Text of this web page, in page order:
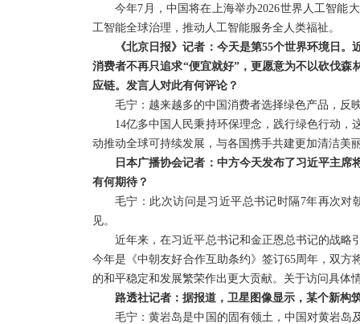
今年7月，中国将在上海举办2026世界人工智能
工智能全球治理，推动人工智能服务全人类福祉。
《北京日报》记者：今天是第55个世界环境日
消费者不再只追求“便宜就好”，更愿意为不以砍伐
应链。发言人对此有何评论？
毛宁：越来越多的中国消费者选择绿色产品，反
14亿多中国人民秉持环保理念，践行绿色行动
动推动全球可持续发展，与各国携手共建更加清洁美
日本广播协会记者：中方今天发布了习近平主
有何期待？
毛宁：此次访问是习近平总书记时隔7年再次
见。
近年来，在习近平总书记和金正恩总书记的战略
今年是《中朝友好合作互助条约》签订65周年，双
的和平稳定和发展繁荣作出更大贡献。关于访问具体
路透社记者：据报道，卫星图像显示，某个新构
毛宁：黄岩岛是中国的固有领土，中国对黄岩岛